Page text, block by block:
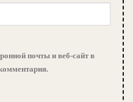
почты и веб-сайт в